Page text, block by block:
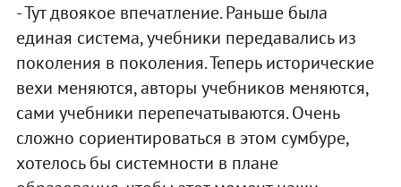
- Тут двоякое впечатление. Раньше была
единая система, учебники передавались из
поколения в поколения. Теперь исторические
вехи меняются, авторы учебников меняются,
сами учебники перепечатываются. Очень
сложно сориентироваться в этом сумбуре,
хотелось бы системности в плане